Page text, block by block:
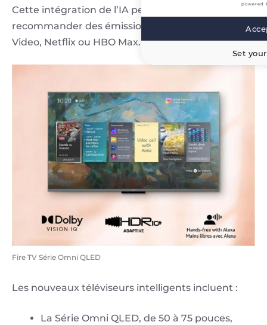
Cette intégration de l’IA permet, d’ailleurs, de
recommander des émissions similaires sur Prime
Video, Netflix ou HBO Max.
Fire TV Série Omni QLED
Les nouveaux téléviseurs intelligents incluent :
La Série Omni QLED, de 50 à 75 pouces,
powered
Set